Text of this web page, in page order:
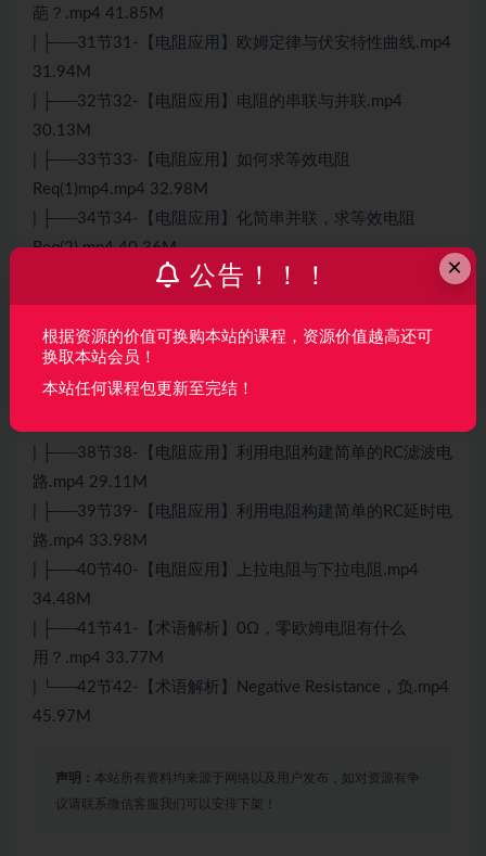
葩？.mp4 41.85M
| ├──31节31-【电阻应用】欧姆定律与伏安特性曲线.mp4
31.94M
| ├──32节32-【电阻应用】电阻的串联与并联.mp4
30.13M
| ├──33节33-【电阻应用】如何求等效电阻
Req(1)mp4.mp4 32.98M
| ├──34节34-【电阻应用】化简串并联，求等效电阻
Req(2).mp4 40.36M
| ├──35节35-【电阻应用】限流电阻应该如何选择？.mp4
41.55M
| ├──36节36-【电阻应用】分压电阻应该如何选择？.mp4
40.81M
| ├──37节37-【电阻应用】Feedback Resistance 什.mp4
| ├──38节38-【电阻应用】利用电阻构建简单的RC滤波电
路.mp4 29.11M
| ├──39节39-【电阻应用】利用电阻构建简单的RC延时电
路.mp4 33.98M
| ├──40节40-【电阻应用】上拉电阻与下拉电阻.mp4
34.48M
| ├──41节41-【术语解析】0Ω，零欧姆电阻有什么
用？.mp4 33.77M
| └──42节42-【术语解析】Negative Resistance，负.mp4
45.97M
声明： 本站所有资料均来源于网络以及用户发布，如对资源有争
议请联系微信客服我们可以安排下架！
×
公告！！！
根据资源的价值可换购本站的课程，资源价值越高还可
换取本站会员！
本站任何课程包更新至完结！